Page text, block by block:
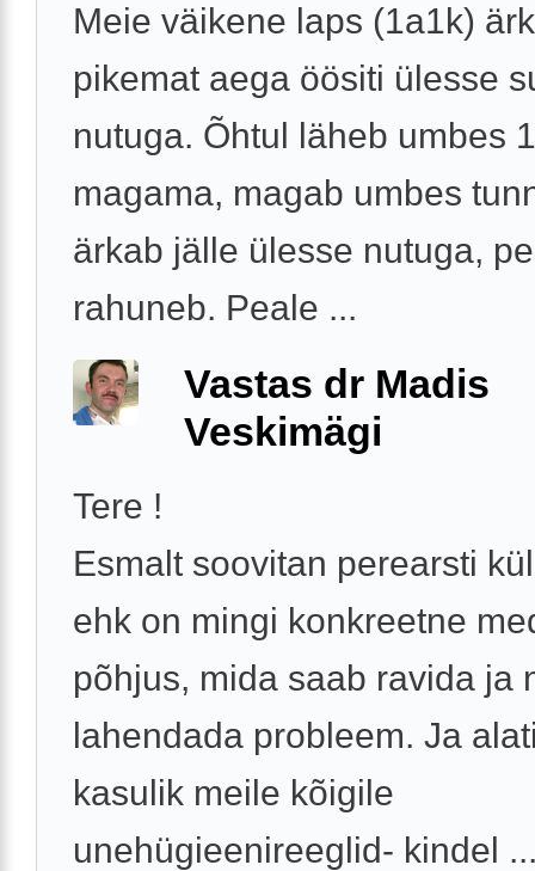
Meie väikene laps (1a1k)
pikemat aega öösiti ülesse
nutuga. Õhtul läheb umbes
magama, magab umbes
ärkab jälle ülesse nutuga,
rahuneb. Peale ...
Vastas dr Madis
Veskimägi
Tere !
Esmalt soovitan perearsti
ehk on mingi konkreetne
põhjus, mida saab ravida ja
lahendada probleem. Ja
kasulik meile kõigile
unehügieenireeglid- kindel